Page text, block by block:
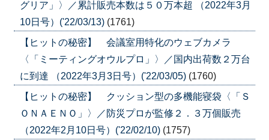
グリア」〉／累計販売本数は５０万本超 （2022年3月
10日号）('22/03/13) (1761)
【ヒットの秘密】 会議室用特化のウェブカメラ
〈「ミーティングオウルプロ」〉／国内出荷数２万台
に到達 （2022年3月3日号）('22/03/05) (1760)
【ヒットの秘密】 クッション型の多機能寝袋〈「Ｓ
ＯＮＡＥＮＯ」〉／防災プロが監修２．３万個販売
（2022年2月10日号）('22/02/10) (1757)